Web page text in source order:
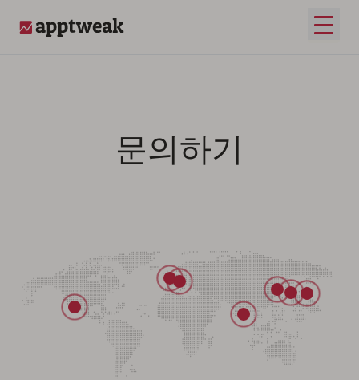
메인
문의하기